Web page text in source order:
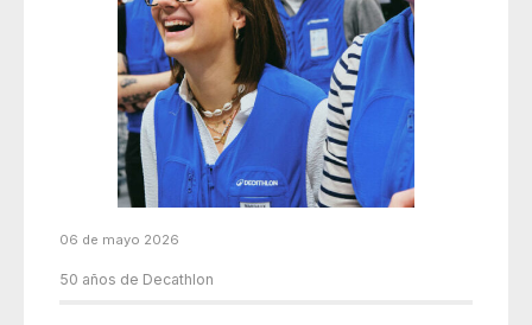
06 de mayo 2026
50 años de Decathlon